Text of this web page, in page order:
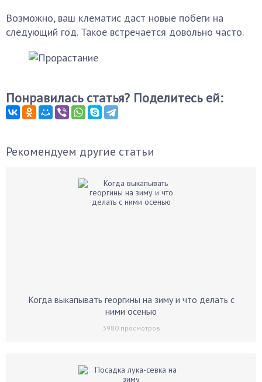
Возможно, ваш клематис даст новые побеги на
следующий год. Такое встречается довольно часто.
Понравилась статья? Поделитесь ей:
Рекомендуем другие статьи
Когда выкапывать георгины на зиму и что делать с
ними осенью
3980просмотров